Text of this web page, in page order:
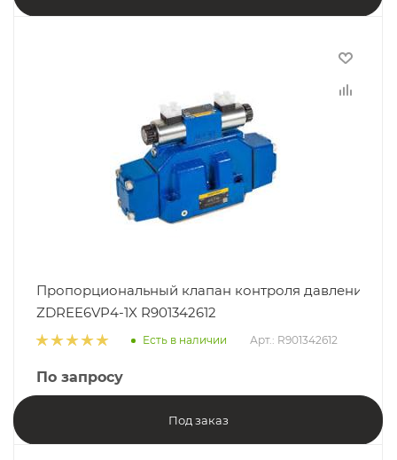
Пропорциональный клапан контроля давления
ZDREE6VP4-1X R901342612
Есть в наличии Арт.: R901342612
По запросу
Под заказ